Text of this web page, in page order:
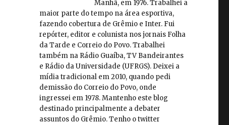
Manhã, em 1976. Trabalhei a
maior parte do tempo na área esportiva,
fazendo cobertura de Grêmio e Inter. Fui
repórter, editor e colunista nos jornais Folha
da Tarde e Correio do Povo. Trabalhei
também na Rádio Guaíba, TV Bandeirantes
e Rádio da Universidade (UFRGS). Deixei a
mídia tradicional em 2010, quando pedi
demissão do Correio do Povo, onde
ingressei em 1978. Mantenho este blog
destinado principalmente a debater
assuntos do Grêmio. Tenho o twitter